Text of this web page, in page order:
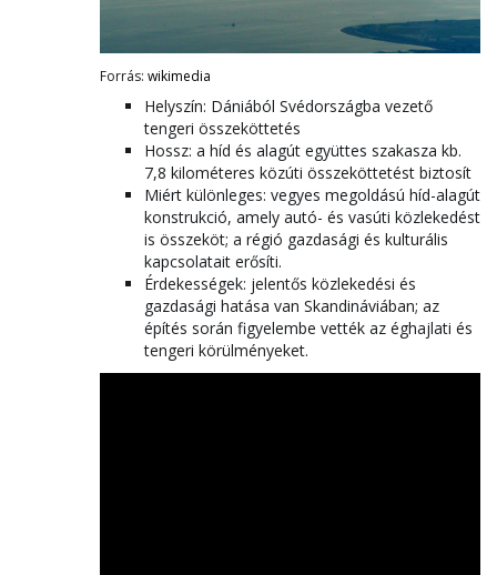
Forrás: wikimedia
Helyszín: Dániából Svédországba vezető
tengeri összeköttetés
Hossz: a híd és alagút együttes szakasza kb.
7,8 kilométeres közúti összeköttetést biztosít
Miért különleges: vegyes megoldású híd-alagút
konstrukció, amely autó- és vasúti közlekedést
is összeköt; a régió gazdasági és kulturális
kapcsolatait erősíti.
Érdekességek: jelentős közlekedési és
gazdasági hatása van Skandináviában; az
építés során figyelembe vették az éghajlati és
tengeri körülményeket.